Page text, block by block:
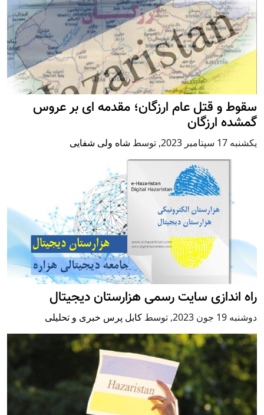
سقوط و قتل‌ عام ارزگان؛ مقدمه ای بر عروس
گمشده ارزگان
يكشنبه 17 سپتامبر 2023 , توسط شاه ولی شفایی
راه اندازی سایت رسمی هزارستان دیجیتال
دوشنبه 19 جون 2023 , توسط کابل پرس خبری و تحلیلی